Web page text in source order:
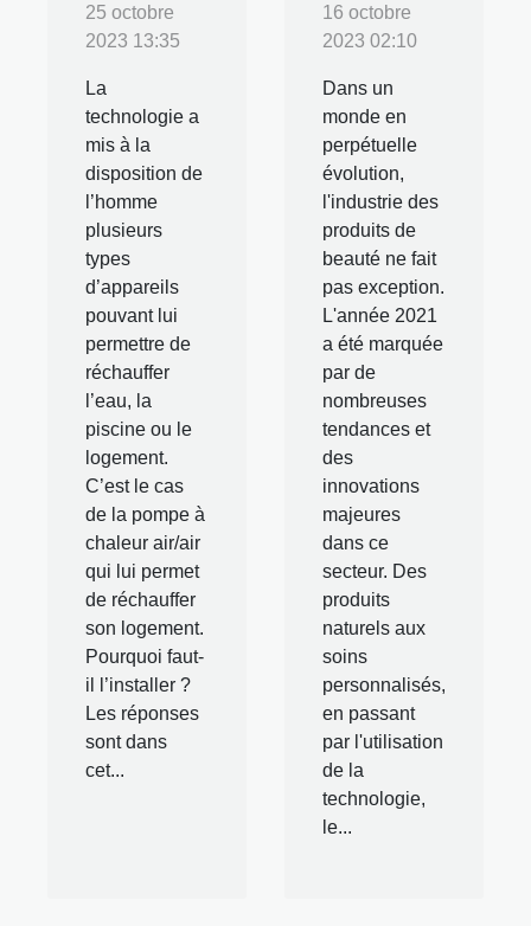
25 octobre
2023 13:35
La
technologie a
mis à la
disposition de
l’homme
plusieurs
types
d’appareils
pouvant lui
permettre de
réchauffer
l’eau, la
piscine ou le
logement.
C’est le cas
de la pompe à
chaleur air/air
qui lui permet
de réchauffer
son logement.
Pourquoi faut-
il l’installer ?
Les réponses
sont dans
cet...
16 octobre
2023 02:10
Dans un
monde en
perpétuelle
évolution,
l'industrie des
produits de
beauté ne fait
pas exception.
L'année 2021
a été marquée
par de
nombreuses
tendances et
des
innovations
majeures
dans ce
secteur. Des
produits
naturels aux
soins
personnalisés,
en passant
par l'utilisation
de la
technologie,
le...